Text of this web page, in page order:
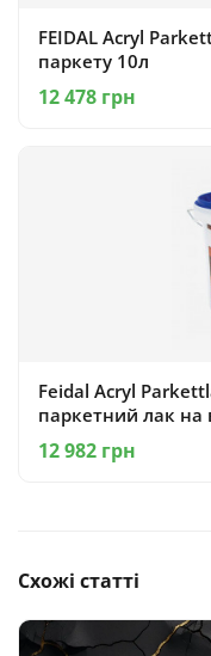
FEIDAL Acryl
паркету 10л
12 478 грн
Feidal Acryl
паркетний лак на
12 982 грн
Схожі статті